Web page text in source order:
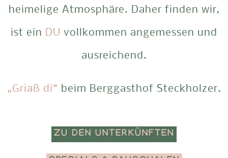
heimelige Atmosphäre. Daher finden wir,
ist ein DU vollkommen angemessen und
ausreichend.
„Griaß di“ beim Berggasthof Steckholzer.
ZU DEN UNTERKÜNFTEN